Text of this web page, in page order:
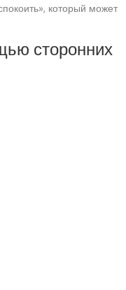
который может
сторонних